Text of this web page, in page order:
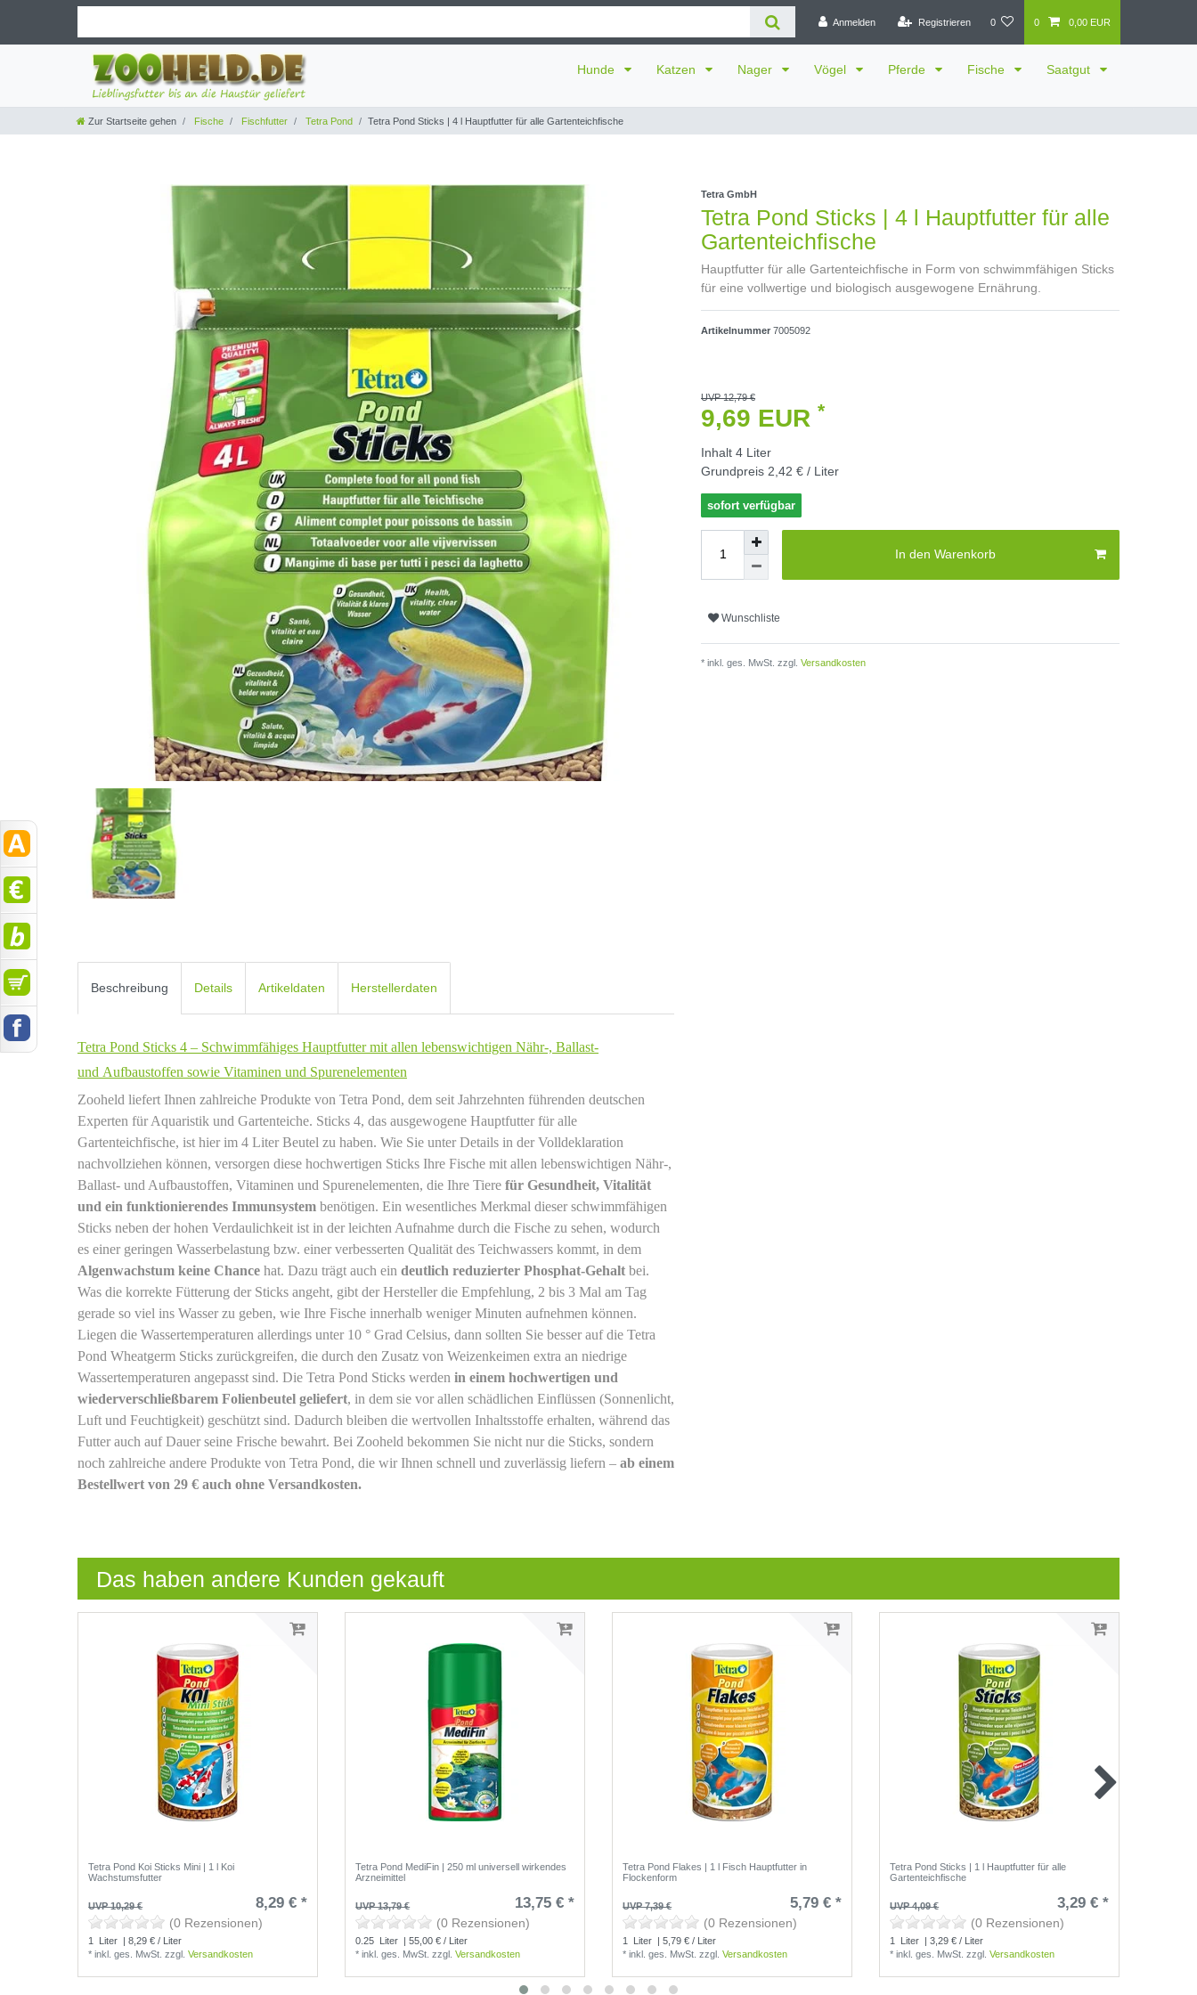
Anmelden Registrieren 0 0 0,00 EUR
Hunde Katzen Nager Vögel Pferde Fische Saatgut
Zur Startseite gehen Fische Fischfutter Tetra Pond Tetra Pond Sticks | 4 l Hauptfutter für alle Gartenteichfische
Tetra GmbH
Tetra Pond Sticks | 4 l Hauptfutter für alle
Gartenteichfische
Hauptfutter für alle Gartenteichfische in Form von schwimmfähigen Sticks
für eine vollwertige und biologisch ausgewogene Ernährung.
Artikelnummer 7005092
UVP 12,79 €
9,69 EUR *
Inhalt 4 Liter
Grundpreis 2,42 € / Liter
sofort verfügbar
In den Warenkorb
Wunschliste
* inkl. ges. MwSt. zzgl. Versandkosten
Beschreibung Details Artikeldaten Herstellerdaten
Tetra Pond Sticks 4 – Schwimmfähiges Hauptfutter mit allen lebenswichtigen Nähr-, Ballast-
und Aufbaustoffen sowie Vitaminen und Spurenelementen
Zooheld liefert Ihnen zahlreiche Produkte von Tetra Pond, dem seit Jahrzehnten führenden deutschen
Experten für Aquaristik und Gartenteiche. Sticks 4, das ausgewogene Hauptfutter für alle
Gartenteichfische, ist hier im 4 Liter Beutel zu haben. Wie Sie unter Details in der Volldeklaration
nachvollziehen können, versorgen diese hochwertigen Sticks Ihre Fische mit allen lebenswichtigen Nähr-,
Ballast- und Aufbaustoffen, Vitaminen und Spurenelementen, die Ihre Tiere für Gesundheit, Vitalität
und ein funktionierendes Immunsystem benötigen. Ein wesentliches Merkmal dieser schwimmfähigen
Sticks neben der hohen Verdaulichkeit ist in der leichten Aufnahme durch die Fische zu sehen, wodurch
es einer geringen Wasserbelastung bzw. einer verbesserten Qualität des Teichwassers kommt, in dem
Algenwachstum keine Chance hat. Dazu trägt auch ein deutlich reduzierter Phosphat-Gehalt bei.
Was die korrekte Fütterung der Sticks angeht, gibt der Hersteller die Empfehlung, 2 bis 3 Mal am Tag
gerade so viel ins Wasser zu geben, wie Ihre Fische innerhalb weniger Minuten aufnehmen können.
Liegen die Wassertemperaturen allerdings unter 10 ° Grad Celsius, dann sollten Sie besser auf die Tetra
Pond Wheatgerm Sticks zurückgreifen, die durch den Zusatz von Weizenkeimen extra an niedrige
Wassertemperaturen angepasst sind. Die Tetra Pond Sticks werden in einem hochwertigen und
wiederverschließbarem Folienbeutel geliefert, in dem sie vor allen schädlichen Einflüssen (Sonnenlicht,
Luft und Feuchtigkeit) geschützt sind. Dadurch bleiben die wertvollen Inhaltsstoffe erhalten, während das
Futter auch auf Dauer seine Frische bewahrt. Bei Zooheld bekommen Sie nicht nur die Sticks, sondern
noch zahlreiche andere Produkte von Tetra Pond, die wir Ihnen schnell und zuverlässig liefern – ab einem
Bestellwert von 29 € auch ohne Versandkosten.
Das haben andere Kunden gekauft
Tetra Pond Koi Sticks Mini | 1 l Koi
Wachstumsfutter
UVP 10,29 € 8,29 € *
(0 Rezensionen)
1 Liter | 8,29 € / Liter
*inkl. ges. MwSt. zzgl.Versandkosten
Tetra Pond MediFin | 250 ml universell wirkendes
Arzneimittel
UVP 13,79 € 13,75 € *
(0 Rezensionen)
0.25 Liter | 55,00 € / Liter
*inkl. ges. MwSt. zzgl.Versandkosten
Tetra Pond Flakes | 1 l Fisch Hauptfutter in
Flockenform
UVP 7,39 € 5,79 € *
(0 Rezensionen)
1 Liter | 5,79 € / Liter
*inkl. ges. MwSt. zzgl.Versandkosten
Tetra Pond Sticks | 1 l Hauptfutter für alle
Gartenteichfische
UVP 4,09 € 3,29 € *
(0 Rezensionen)
1 Liter | 3,29 € / Liter
*inkl. ges. MwSt. zzgl.Versandkosten